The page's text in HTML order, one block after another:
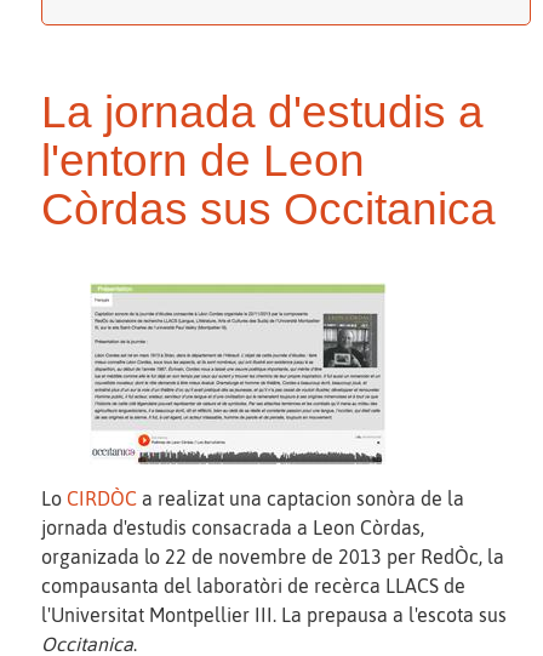
La jornada d'estudis a
l'entorn de Leon
Còrdas sus Occitanica
Lo CIRDÒC a realizat una captacion sonòra de la
jornada d'estudis consacrada a Leon Còrdas,
organizada lo 22 de novembre de 2013 per RedÒc, la
compausanta del laboratòri de recèrca LLACS de
l'Universitat Montpellier III. La prepausa a l'escota sus
Occitanica.